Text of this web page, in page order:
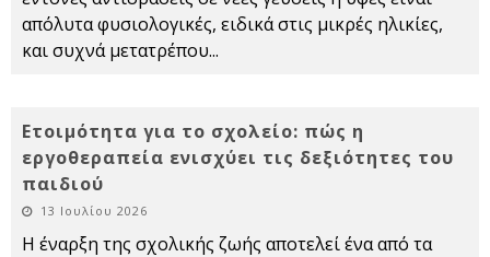
απόλυτα φυσιολογικές, ειδικά στις μικρές ηλικίες,
και συχνά μετατρέπου...
Ετοιμότητα για το σχολείο: πώς η
εργοθεραπεία ενισχύει τις δεξιότητες του
παιδιού
13 Ιουλίου 2026
Η έναρξη της σχολικής ζωής αποτελεί ένα από τα